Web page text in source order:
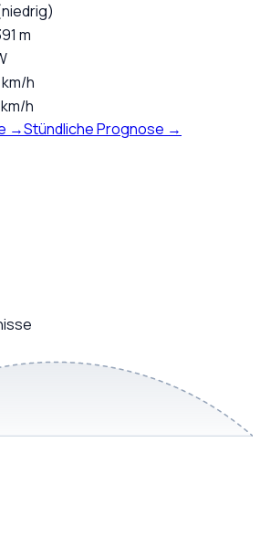
m
km/h
h
→Stündliche Prognose →